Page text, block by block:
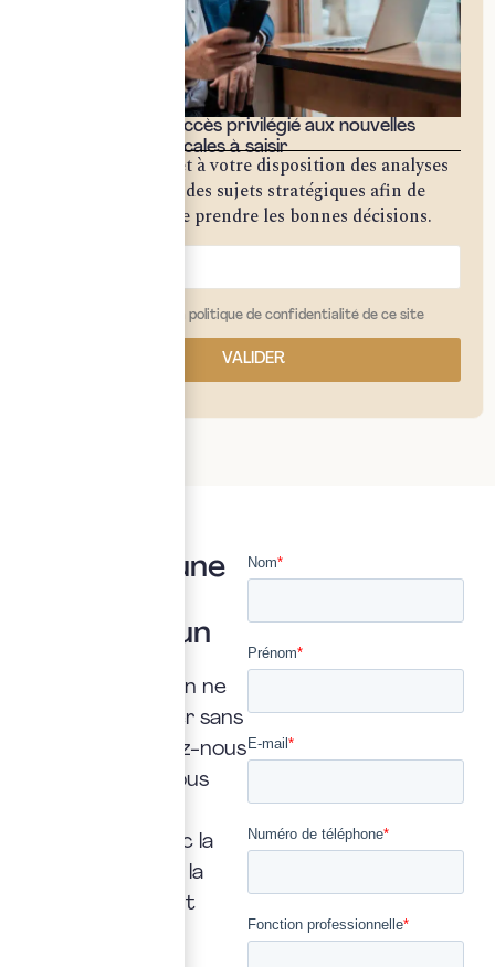
Bénéficiez d'un accès privilégié aux nouvelles
opportunités fiscales à saisir
Notre cabinet met à votre disposition des analyses
approfondies sur des sujets stratégiques afin de
vous permettre de prendre les bonnes décisions.
j'ai lu et j'accepte la politique de confidentialité de ce site
VALIDER
Vous avez une
Posez là à un
Une interrogation ne
doit jamais rester sans
réponse. Confiez-nous
la vôtre : nous vous
rapidement, avec la
transparence et la
précision qui font